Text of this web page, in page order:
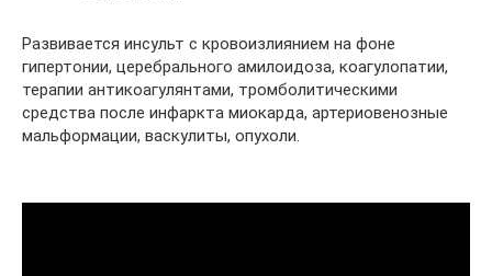
Развивается инсульт с кровоизлиянием на фоне
гипертонии, церебрального амилоидоза, коагулопатии,
терапии антикоагулянтами, тромболитическими
средства после инфаркта миокарда, артериовенозные
мальформации, васкулиты, опухоли.